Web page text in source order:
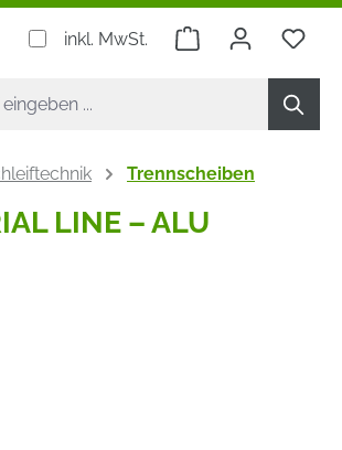
inkl. MwSt. Warenkorb
Trennscheiben
LINE – ALU